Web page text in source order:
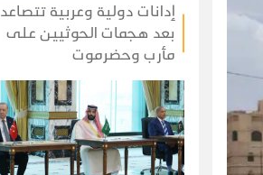
إدانات دولية وعربية تتصاعد
بعد هجمات الحوثيين على
مأرب وحضرموت